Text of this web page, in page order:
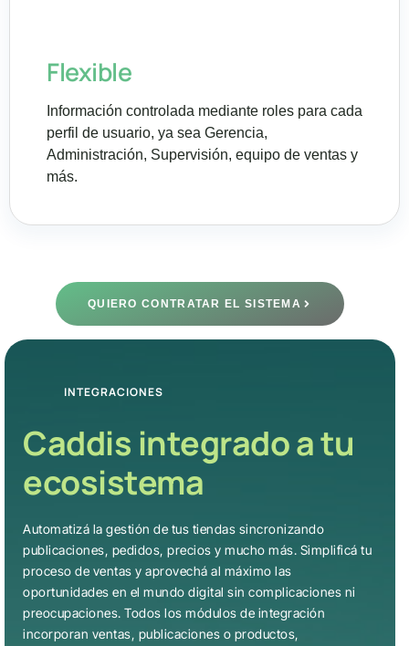
Flexible
Información controlada mediante roles para cada
perfil de usuario, ya sea Gerencia,
Administración, Supervisión, equipo de ventas y
más.
QUIERO CONTRATAR EL SISTEMA
INTEGRACIONES
Caddis integrado a tu
ecosistema
Automatizá la gestión de tus tiendas sincronizando
publicaciones, pedidos, precios y mucho más. Simplificá tu
proceso de ventas y aprovechá al máximo las
oportunidades en el mundo digital sin complicaciones ni
preocupaciones. Todos los módulos de integración
incorporan ventas, publicaciones o productos,